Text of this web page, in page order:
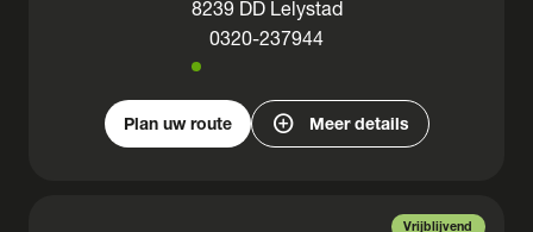
8239 DD Lelystad
0320-237944
Plan uw route add_circle Meer details
Vrijblijvend